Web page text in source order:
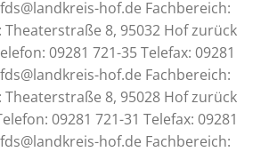
hof.de Fachbereich:
Theaterstraße 8, 95032 Hof zurück
09281 721-35 Telefax: 09281
hof.de Fachbereich:
Theaterstraße 8, 95028 Hof zurück
09281 721-31 Telefax: 09281
hof.de Fachbereich: